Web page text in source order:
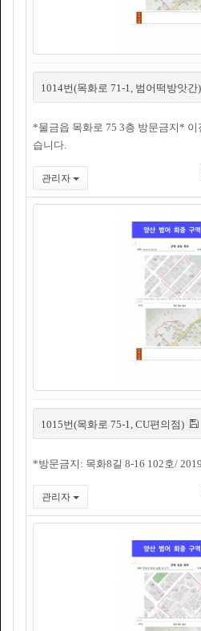
1014번(목화로 71-1, 범어떡방앗간)
*물금읍 목화로 75 3층 방문금지* 이
습니다.
관리자
1015번(목화로 75-1, CU편의점)
*방문금지: 목화8길 8-16 102호/
관리자